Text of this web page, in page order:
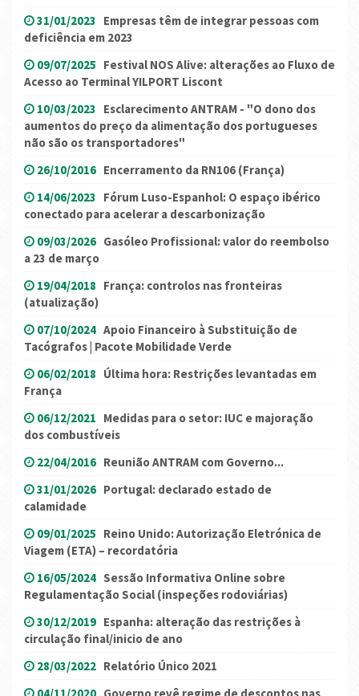
31/01/2023 Empresas têm de integrar pessoas com
deficiência em 2023
09/07/2025 Festival NOS Alive: alterações ao Fluxo de
Acesso ao Terminal YILPORT Liscont
10/03/2023 Esclarecimento ANTRAM - "O dono dos
aumentos do preço da alimentação dos portugueses
não são os transportadores"
26/10/2016 Encerramento da RN106 (França)
14/06/2023 Fórum Luso-Espanhol: O espaço ibérico
conectado para acelerar a descarbonização
09/03/2026 Gasóleo Profissional: valor do reembolso
a 23 de março
19/04/2018 França: controlos nas fronteiras
(atualização)
07/10/2024 Apoio Financeiro à Substituição de
Tacógrafos | Pacote Mobilidade Verde
06/02/2018 Última hora: Restrições levantadas em
França
06/12/2021 Medidas para o setor: IUC e majoração
dos combustíveis
22/04/2016 Reunião ANTRAM com Governo...
31/01/2026 Portugal: declarado estado de
calamidade
09/01/2025 Reino Unido: Autorização Eletrónica de
Viagem (ETA) – recordatória
16/05/2024 Sessão Informativa Online sobre
Regulamentação Social (inspeções rodoviárias)
30/12/2019 Espanha: alteração das restrições à
circulação final/inicio de ano
28/03/2022 Relatório Único 2021